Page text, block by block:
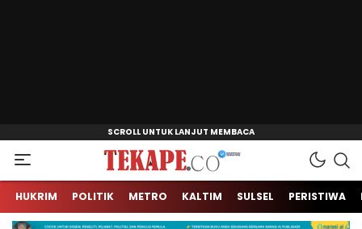
Tekape.co
Jendela Informasi Kita
HUKRIM POLITIK METRO KALTIM SULSEL PERISTIWA